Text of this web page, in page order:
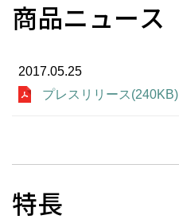
商品ニュース
2017.05.25
プレスリリース(240KB)
特長